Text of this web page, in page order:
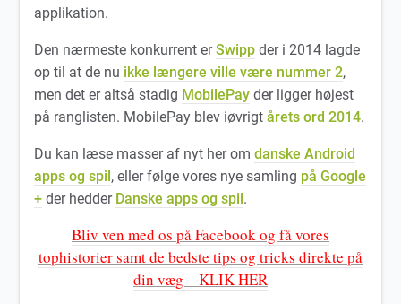
applikation.
Den nærmeste konkurrent erSwipp der i 2014 lagde
op til at de nu ikke længere ville være nummer 2,
men det er altså stadig MobilePay der ligger højest
på ranglisten. MobilePay blev iøvrigtårets ord 2014.
Du kan læse masser af nyt her omdanske Android
apps og spil, eller følge vores nye samling på Google
+ der hedder Danske apps og spil.
Bliv ven med os på Facebook og få vores
tophistorier samt de bedste tips og tricks direkte på
din væg – KLIK HER